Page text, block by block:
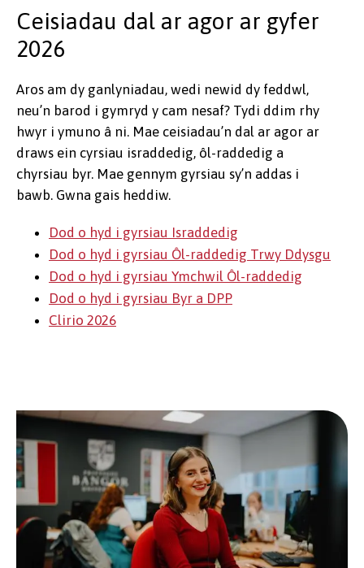
Ceisiadau dal ar agor ar gyfer
2026
Aros am dy ganlyniadau, wedi newid dy feddwl,
neu’n barod i gymryd y cam nesaf? Tydi ddim rhy
hwyr i ymuno â ni. Mae ceisiadau’n dal ar agor ar
draws ein cyrsiau israddedig, ôl-raddedig a
chyrsiau byr. Mae gennym gyrsiau sy’n addas i
bawb. Gwna gais heddiw.
Dod o hyd i gyrsiau Israddedig
Dod o hyd i gyrsiau Ôl-raddedig Trwy Ddysgu
Dod o hyd i gyrsiau Ymchwil Ôl-raddedig
Dod o hyd i gyrsiau Byr a DPP
Clirio 2026